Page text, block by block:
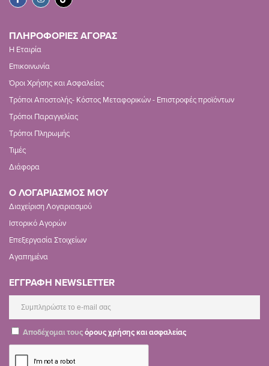
ΠΛΗΡΟΦΟΡΙΕΣ ΑΓΟΡΑΣ
Η Εταιρία
Επικοινωνία
Όροι Χρήσης και Ασφαλείας
Τρόποι Αποστολής- Κόστος Μεταφορικών - Επιστροφές προϊόντων
Τρόποι Παραγγελίας
Τρόποι Πληρωμής
Τιμές
Διάφορα
Ο ΛΟΓΑΡΙΑΣΜΟΣ ΜΟΥ
Διαχείριση Λογαριασμού
Ιστορικό Αγορών
Επεξεργασία Στοιχείων
Αγαπημένα
ΕΓΓΡΑΦΗ NEWSLETTER
Αποδέχομαι τουςόρους χρήσης και ασφαλείας